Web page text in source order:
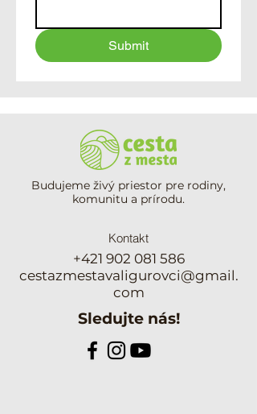
Submit
Budujeme živý priestor pre rodiny,
komunitu a prírodu.
Kontakt
+421 902 081 586
cestazmestavaligurovci@gmail.
com
Sledujte nás!